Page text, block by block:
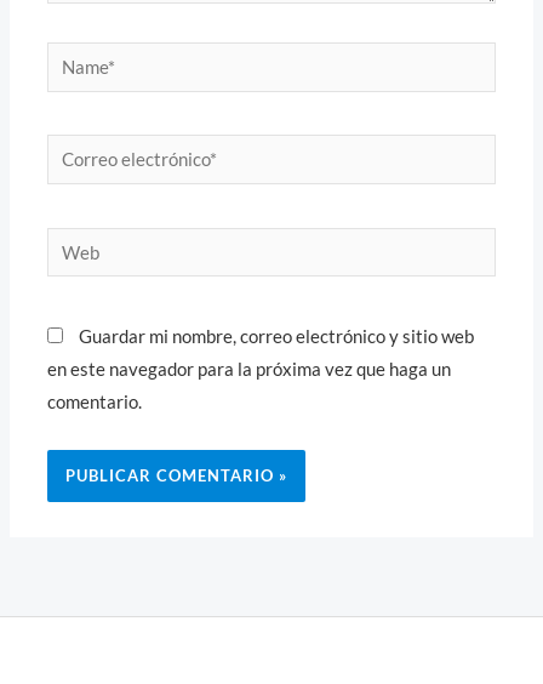
Name*
Correo
electrónico*
Web
Guardar mi nombre, correo electrónico y sitio web
en este navegador para la próxima vez que haga un
comentario.